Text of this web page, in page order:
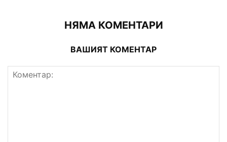
НЯМА КОМЕНТАРИ
ВАШИЯТ КОМЕНТАР